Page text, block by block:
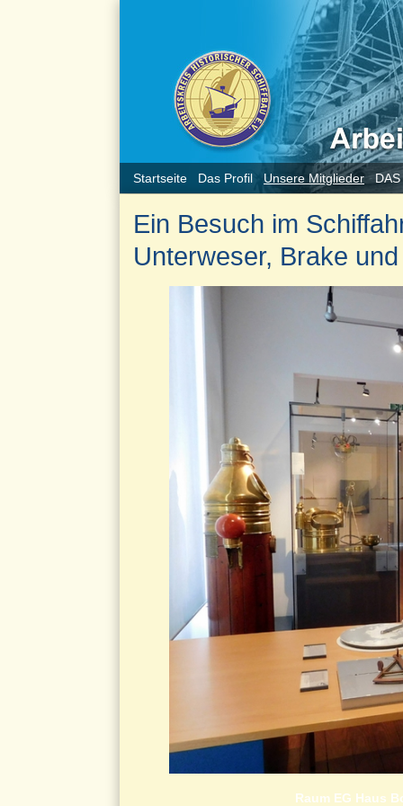
Startseite Das Profil Unsere Mitglieder
Ein Besuch im
Unterweser, Brake
Raum EG Haus